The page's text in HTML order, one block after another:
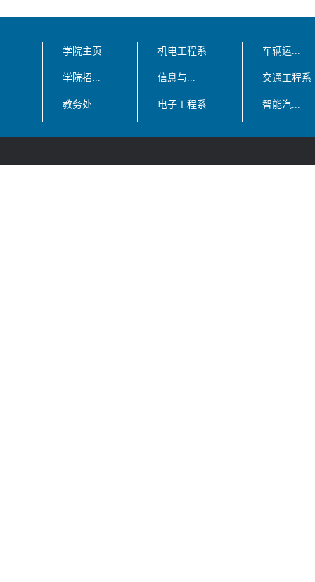
学院主页
学院招...
教务处
机电工程系
信息与...
电子工程系
车辆运...
交通工程系
智能汽...